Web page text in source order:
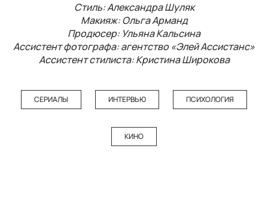
Стиль: Александра Шуляк
Макияж: Ольга Арманд
Продюсер: Ульяна Кальсина
Ассистент фотографа: агентство «Элей Ассистанс»
Ассистент стилиста: Кристина Широкова
СЕРИАЛЫ ИНТЕРВЬЮ ПСИХОЛОГИЯ
КИНО